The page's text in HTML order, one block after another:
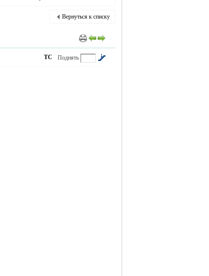
Вернуться к списку
Поднять
ТС